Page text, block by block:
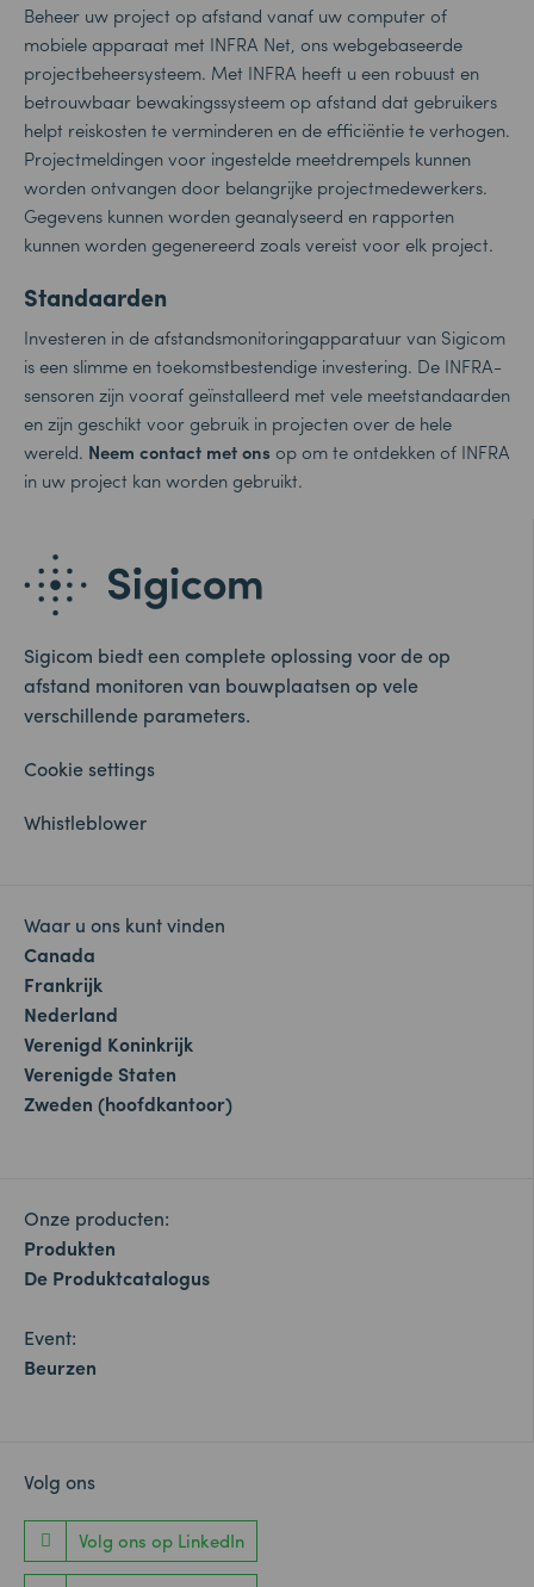
Beheer uw project op afstand vanaf uw computer of
mobiele apparaat met INFRA Net, ons webgebaseerde
projectbeheersysteem. Met INFRA heeft u een robuust en
betrouwbaar bewakingssysteem op afstand dat gebruikers
helpt reiskosten te verminderen en de efficiëntie te verhogen.
Projectmeldingen voor ingestelde meetdrempels kunnen
worden ontvangen door belangrijke projectmedewerkers.
Gegevens kunnen worden geanalyseerd en rapporten
kunnen worden gegenereerd zoals vereist voor elk project.
Standaarden
Investeren in de afstandsmonitoringapparatuur van Sigicom
is een slimme en toekomstbestendige investering. De INFRA-
sensoren zijn vooraf geïnstalleerd met vele meetstandaarden
en zijn geschikt voor gebruik in projecten over de hele
wereld. Neem contact met ons op om te ontdekken of INFRA
in uw project kan worden gebruikt.
Sigicom biedt een complete oplossing voor de op
afstand monitoren van bouwplaatsen op vele
verschillende parameters.
Cookie settings
Whistleblower
Waar u ons kunt vinden
Canada
Frankrijk
Nederland
Verenigd Koninkrijk
Verenigde Staten
Zweden (hoofdkantoor)
Onze producten:
Produkten
De Produktcatalogus
Event:
Beurzen
Volg ons
Volg ons op LinkedIn